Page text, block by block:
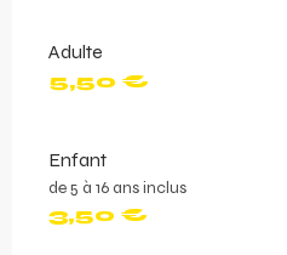
Adulte
5,50 €
Enfant
de 5 à 16 ans inclus
3,50 €